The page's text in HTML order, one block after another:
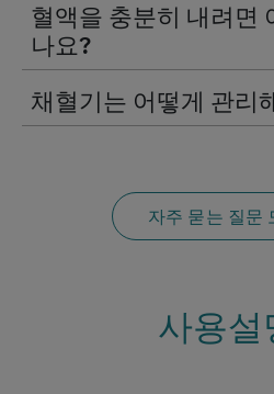
혈액을 충분히 내려면
나요?
채혈기는 어떻게 관리
자주 묻는 질문
사용설